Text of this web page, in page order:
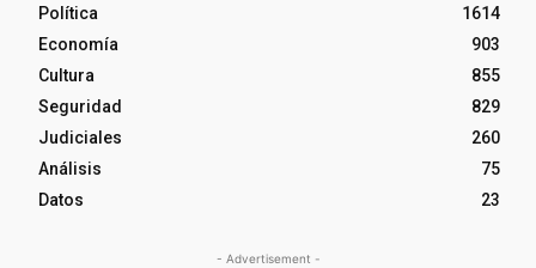
Política
1614
Economía
903
Cultura
855
Seguridad
829
Judiciales
260
Análisis
75
Datos
23
- Advertisement -